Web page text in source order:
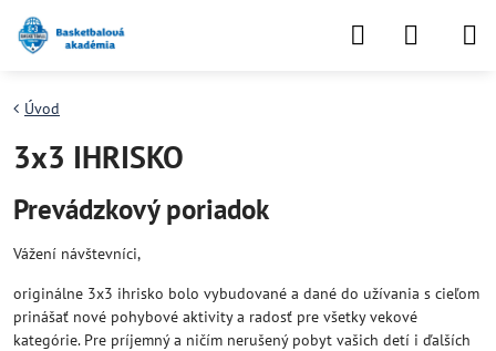
Úvod
3x3 IHRISKO
Prevádzkový poriadok
Vážení návštevníci,
originálne 3x3 ihrisko bolo vybudované a dané do užívania s cieľom
prinášať nové pohybové aktivity a radosť pre všetky vekové
kategórie. Pre príjemný a ničím nerušený pobyt vašich detí i ďalších